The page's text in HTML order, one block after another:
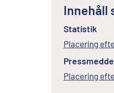
Innehåll
Statistik
Placering
Placering